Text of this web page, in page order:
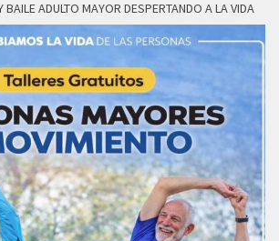
ADULTO MAYOR DESPERTANDO A LA VIDA